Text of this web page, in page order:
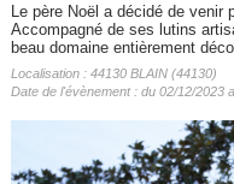
Le père Noël a décidé de venir
Accompagné de ses lutins
beau domaine entièrement
Localisation : 44130 BLAIN (44130)
Date de l'évènement : du 02/12/2023